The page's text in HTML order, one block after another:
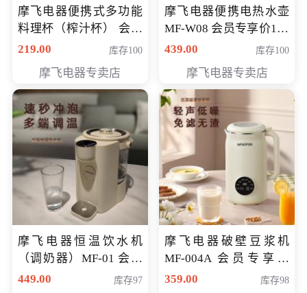
摩飞电器便携式多功能
料理杯（榨汁杯） 会员
专享价118元
219.00 库存100
摩飞电器专卖店
摩飞电器便携电热水壶
MF-W08 会员专享价198
元
439.00 库存100
摩飞电器专卖店
摩飞电器恒温饮水机
（调奶器）MF-01 会员
专享价366元
449.00 库存97
摩飞电器破壁豆浆机
MF-004A 会员专享价
168元
359.00 库存98